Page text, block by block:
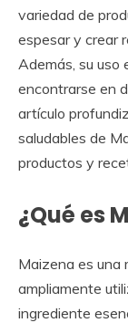
variedad de
espesar y crear
Además, su uso
encontrarse en
artículo
saludables de
productos y
¿Qué es
Maizena es una
ampliamente
ingrediente